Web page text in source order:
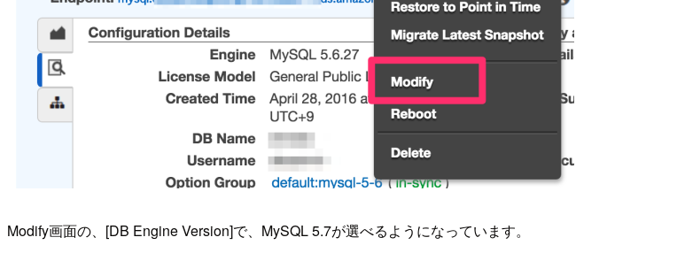
Modify画面の、[DB Engine Version]で、MySQL 5.7が選べるようになっています。